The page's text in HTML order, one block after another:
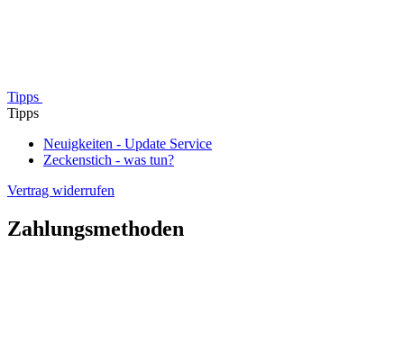
Tipps
Tipps
Neuigkeiten - Update Service
Zeckenstich - was tun?
Vertrag widerrufen
Zahlungsmethoden